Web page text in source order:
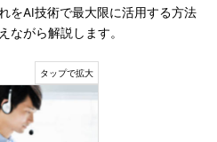
をAI技術で最大限に活用する方法
ながら解説します。